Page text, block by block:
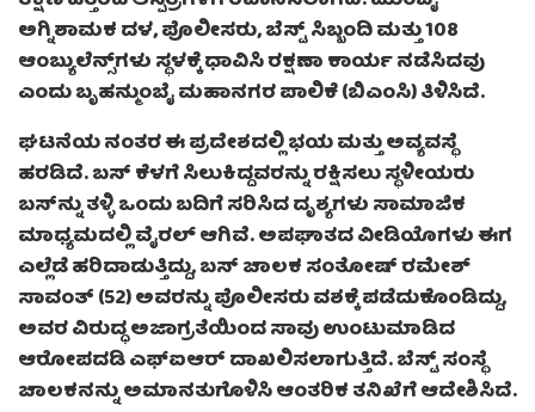
ಅಗ್ನಿಶಾಮಕ ದಳ, ಪೊಲೀಸರು, ಬೆಸ್ಟ್ ಸಿಬ್ಬಂದಿ ಮತ್ತು 108
ಆಂಬ್ಯುಲೆನ್ಸ್‌ಗಳು ಸ್ಥಳಕ್ಕೆ ಧಾವಿಸಿ ರಕ್ಷಣಾ ಕಾರ್ಯ ನಡೆಸಿದವು
ಎಂದು ಬೃಹನ್ಮುಂಬೈ ಮಹಾನಗರ ಪಾಲಿಕೆ (ಬಿಎಂಸಿ) ತಿಳಿಸಿದೆ.
ಘಟನೆಯ ನಂತರ ಈ ಪ್ರದೇಶದಲ್ಲಿ ಭಯ ಮತ್ತು ಅವ್ಯವಸ್ಥೆ
ಹರಡಿದೆ. ಬಸ್ ಕೆಳಗೆ ಸಿಲುಕಿದ್ದವರನ್ನು ರಕ್ಷಿಸಲು ಸ್ಥಳೀಯರು
ಬಸ್‌ನ್ನು ತಳ್ಳಿ ಒಂದು ಬದಿಗೆ ಸರಿಸಿದ ದೃಶ್ಯಗಳು ಸಾಮಾಜಿಕ
ಮಾಧ್ಯಮದಲ್ಲಿ ವೈರಲ್ ಆಗಿವೆ. ಅಪಘಾತದ ವೀಡಿಯೊಗಳು ಈಗ
ಎಲ್ಲೆಡೆ ಹರಿದಾಡುತ್ತಿದ್ದು, ಬಸ್ ಚಾಲಕ ಸಂತೋಷ್ ರಮೇಶ್
ಸಾವಂತ್ (52) ಅವರನ್ನು ಪೊಲೀಸರು ವಶಕ್ಕೆ ಪಡೆದುಕೊಂಡಿದ್ದು,
ಅವರ ವಿರುದ್ಧ ಅಜಾಗ್ರತೆಯಿಂದ ಸಾವು ಉಂಟುಮಾಡಿದ
ಆರೋಪದಡಿ ಎಫ್‌ಐಆರ್ ದಾಖಲಿಸಲಾಗುತ್ತಿದೆ. ಬೆಸ್ಟ್ ಸಂಸ್ಥೆ
ಚಾಲಕನನ್ನು ಅಮಾನತುಗೊಳಿಸಿ ಆಂತರಿಕ ತನಿಖೆಗೆ ಆದೇಶಿಸಿದೆ.